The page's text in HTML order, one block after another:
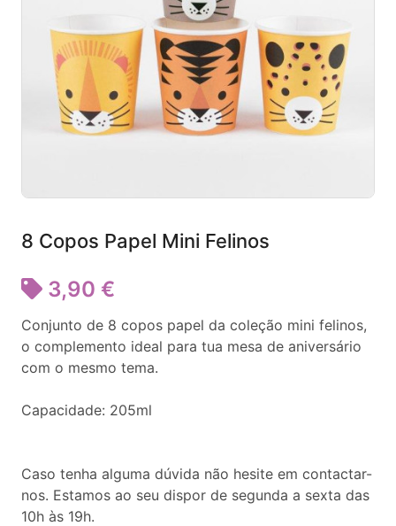
8 Copos Papel Mini Felinos
3,90 €
Conjunto de 8 copos papel da coleção mini felinos,
o complemento ideal para tua mesa de aniversário
com o mesmo tema.
Capacidade: 205ml
Caso tenha alguma dúvida não hesite em contactar-
nos. Estamos ao seu dispor de segunda a sexta das
10h às 19h.